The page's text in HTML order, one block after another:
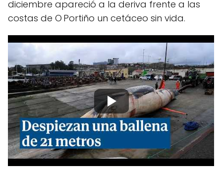
diciembre apareció a la deriva frente a las
costas de O Portiño un cetáceo sin vida.